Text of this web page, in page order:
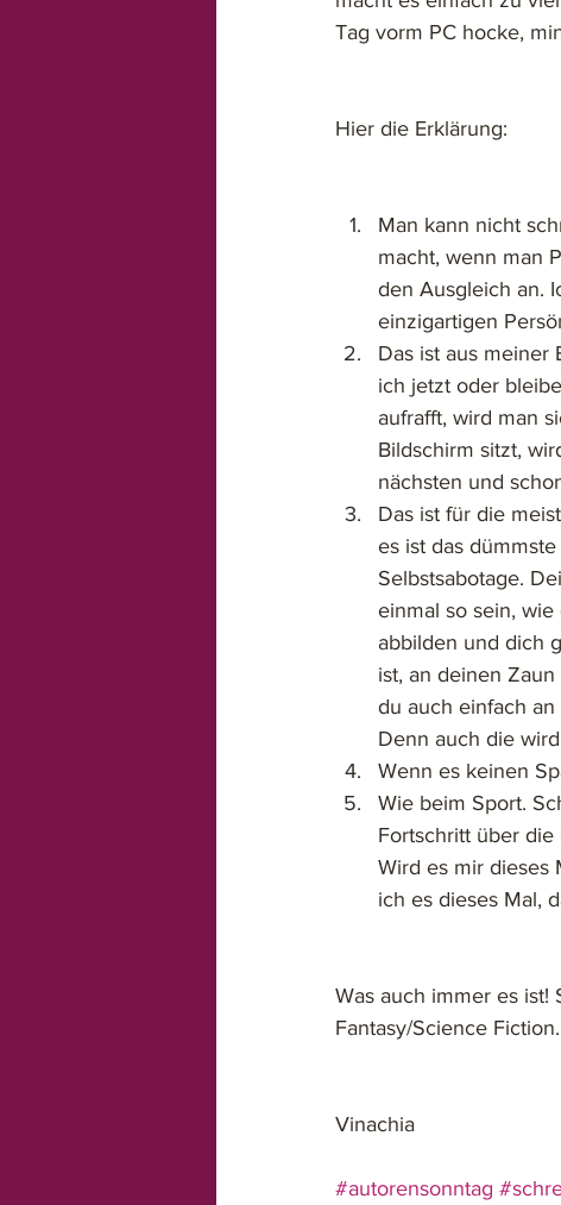
Tag vorm PC hocke,
Hier die Erklärung:
Man kann nicht
macht, wenn man
den Ausgleich an.
einzigartigen
Das ist aus meiner
ich jetzt oder
aufrafft, wird man
Bildschirm sitzt,
nächsten und
Das ist für die
es ist das
Selbstsabotage.
einmal so sein,
abbilden und dich
ist, an deinen
du auch einfach
Denn auch die
Wenn es keinen
Wie beim Sport.
Fortschritt über
Wird es mir dieses
ich es dieses Mal,
Was auch immer es ist!
Fantasy/Science
Vinachia
#autorensonntag